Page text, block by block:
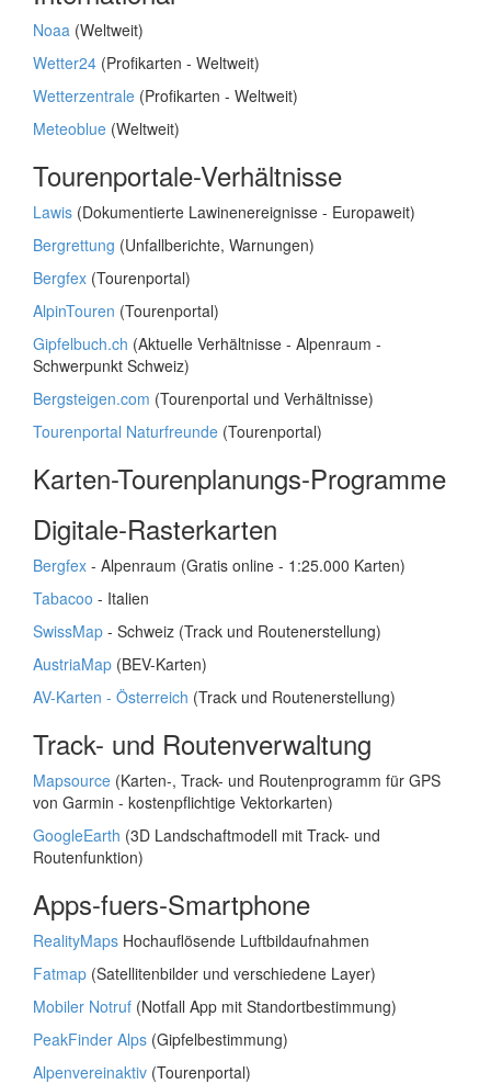
Noaa (Weltweit)
Wetter24 (Profikarten - Weltweit)
Wetterzentrale (Profikarten - Weltweit)
Meteoblue (Weltweit)
Tourenportale-Verhältnisse
Lawis (Dokumentierte Lawinenereignisse - Europaweit)
Bergrettung (Unfallberichte, Warnungen)
Bergfex (Tourenportal)
AlpinTouren (Tourenportal)
Gipfelbuch.ch (Aktuelle Verhältnisse - Alpenraum -
Schwerpunkt Schweiz)
Bergsteigen.com (Tourenportal und Verhältnisse)
Tourenportal Naturfreunde (Tourenportal)
Karten-Tourenplanungs-Programme
Digitale-Rasterkarten
Bergfex - Alpenraum (Gratis online - 1:25.000 Karten)
Tabacoo - Italien
SwissMap - Schweiz (Track und Routenerstellung)
AustriaMap (BEV-Karten)
AV-Karten - Österreich (Track und Routenerstellung)
Track- und Routenverwaltung
Mapsource (Karten-, Track- und Routenprogramm für GPS
von Garmin - kostenpflichtige Vektorkarten)
GoogleEarth (3D Landschaftmodell mit Track- und
Routenfunktion)
Apps-fuers-Smartphone
RealityMaps Hochauflösende Luftbildaufnahmen
Fatmap (Satellitenbilder und verschiedene Layer)
Mobiler Notruf (Notfall App mit Standortbestimmung)
PeakFinder Alps (Gipfelbestimmung)
Alpenvereinaktiv (Tourenportal)